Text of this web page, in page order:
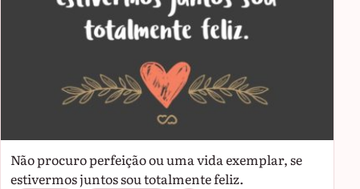
Não procuro perfeição ou uma vida exemplar, se
estivermos juntos sou totalmente feliz.